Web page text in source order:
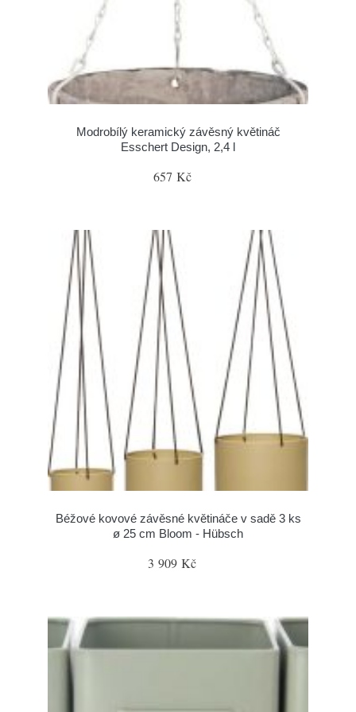
Modrobílý keramický závěsný květináč
Esschert Design, 2,4 l
657 Kč
Béžové kovové závěsné květináče v sadě 3 ks
ø 25 cm Bloom - Hübsch
3 909 Kč